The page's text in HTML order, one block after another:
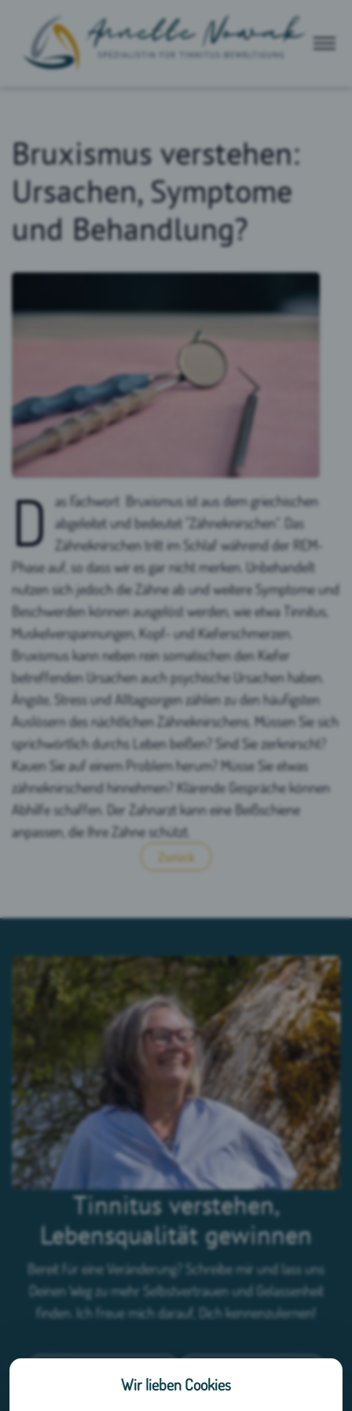
Bruxismus verstehen:
Ursachen, Symptome
und Behandlung?
D as Fachwort Bruxismus ist aus dem griechischen
abgeleitet und bedeutet "Zähneknirschen“. Das
Zähneknirschen tritt im Schlaf während der REM-
Phase auf, so dass wir es gar nicht merken. Unbehandelt
nutzen sich jedoch die Zähne ab und weitere Symptome und
Beschwerden können ausgelöst werden, wie etwa Tinnitus,
Muskelverspannungen, Kopf- und Kieferschmerzen.
Bruxismus kann neben rein somatischen den Kiefer
betreffenden Ursachen auch psychische Ursachen haben.
Ängste, Stress und Alltagsorgen zählen zu den häufigsten
Auslösern des nächtlichen Zähneknirschens. Müssen Sie sich
sprichwörtlich durchs Leben beißen? Sind Sie zerknirscht?
Kauen Sie auf einem Problem herum? Müsse Sie etwas
zähneknirschend hinnehmen? Klärende Gespräche können
Abhilfe schaffen. Der Zahnarzt kann eine Beißschiene
anpassen, die Ihre Zähne schützt.
Zurück
Tinnitus verstehen,
Lebensqualität gewinnen
Bereit für eine Veränderung? Schreibe mir und lass uns
Deinen Weg zu mehr Selbstvertrauen und Gelassenheit
finden. Ich freue mich darauf, Dich kennenzulernen!
Wir lieben Cookies